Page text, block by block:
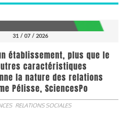
31 / 07 / 2026
établissement, plus que le
caractéristiques
la nature des relations
Pélisse, SciencesPo
RELATIONS SOCIALES